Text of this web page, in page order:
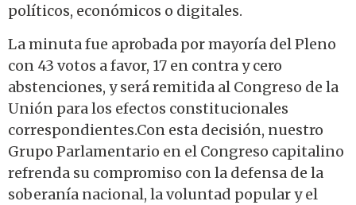
políticos, económicos o digitales.
La minuta fue aprobada por mayoría del Pleno
con 43 votos a favor, 17 en contra y cero
abstenciones, y será remitida al Congreso de la
Unión para los efectos constitucionales
correspondientes.Con esta decisión, nuestro
Grupo Parlamentario en el Congreso capitalino
refrenda su compromiso con la defensa de la
soberanía nacional, la voluntad popular y el